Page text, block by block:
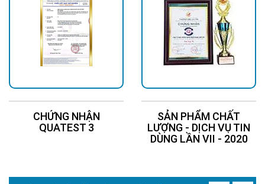
CHỨNG NHẬN
QUATEST 3
SẢN PHẨM CHẤT
LƯỢNG - DỊCH VỤ TIN
DÙNG LẦN VII - 2020